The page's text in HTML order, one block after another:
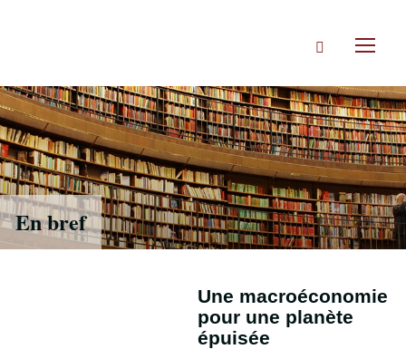
Rechercher
En bref
Une macroéconomie
pour une planète
épuisée